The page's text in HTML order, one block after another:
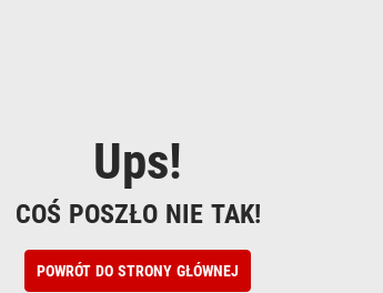
Ups!
COŚ POSZŁO NIE TAK!
POWRÓT DO STRONY GŁÓWNEJ